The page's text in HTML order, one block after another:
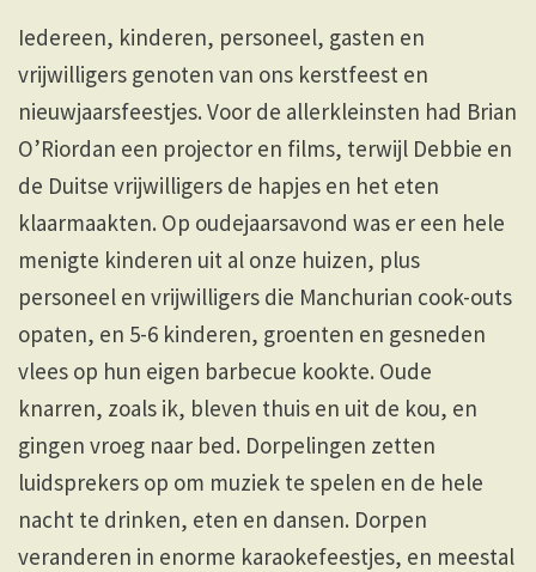
Iedereen, kinderen, personeel, gasten en
vrijwilligers genoten van ons kerstfeest en
nieuwjaarsfeestjes. Voor de allerkleinsten had Brian
O’Riordan een projector en films, terwijl Debbie en
de Duitse vrijwilligers de hapjes en het eten
klaarmaakten. Op oudejaarsavond was er een hele
menigte kinderen uit al onze huizen, plus
personeel en vrijwilligers die Manchurian cook-outs
opaten, en 5-6 kinderen, groenten en gesneden
vlees op hun eigen barbecue kookte. Oude
knarren, zoals ik, bleven thuis en uit de kou, en
gingen vroeg naar bed. Dorpelingen zetten
luidsprekers op om muziek te spelen en de hele
nacht te drinken, eten en dansen. Dorpen
veranderen in enorme karaokefeestjes, en meestal